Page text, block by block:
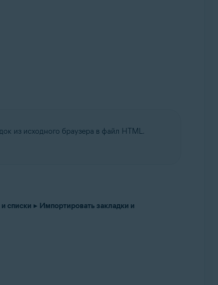
из исходного браузера в файл HTML.
списки ▸ Импортировать закладки и